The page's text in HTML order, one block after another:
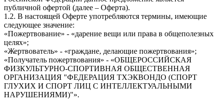
публичной офертой (далее – Оферта).
1.2. В настоящей Оферте употребляются термины, имеющие
следующее значение:
«Пожертвование» - «дарение вещи или права в общеполезных
целях»;
«Жертвователь» - «граждане, делающие пожертвования»;
«Получатель пожертвования» - «ОБЩЕРОССИЙСКАЯ
ФИЗКУЛЬТУРНО-СПОРТИВНАЯ ОБЩЕСТВЕННАЯ
ОРГАНИЗАЦИЯ "ФЕДЕРАЦИЯ ТХЭКВОНДО (СПОРТ
ГЛУХИХ И СПОРТ ЛИЦ С ИНТЕЛЛЕКТУАЛЬНЫМИ
НАРУШЕНИЯМИ)"».